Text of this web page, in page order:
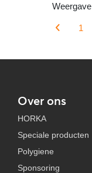
Weergave
1
Over ons
HORKA
Speciale producten
Polygiene
Sponsoring